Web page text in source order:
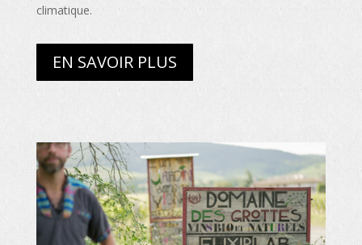
climatique.
EN SAVOIR PLUS